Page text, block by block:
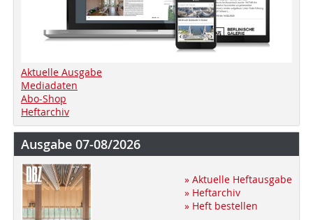
Aktuelle Ausgabe
Mediadaten
Abo-Shop
Heftarchiv
Ausgabe 07-08/2026
» Aktuelle Heftausgabe
» Heftarchiv
» Heft bestellen